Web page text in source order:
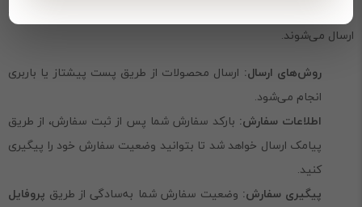
سفارشات شما در سایت کارتن کده با دقت و سرعت بالا آماده‌سازی و
ارسال می‌شوند.
روش‌های ارسال: ارسال محصولات از طریق پست پیشتاز یا باربری
انجام می‌شود.
اطلاعات سفارش: بارکد سفارش شما پس از ثبت سفارش، از طریق
پیامک ارسال خواهد شد تا بتوانید وضعیت سفارش خود را پیگیری
کنید.
پیگیری سفارش: وضعیت سفارش شما به‌سادگی از طریق پروفایل